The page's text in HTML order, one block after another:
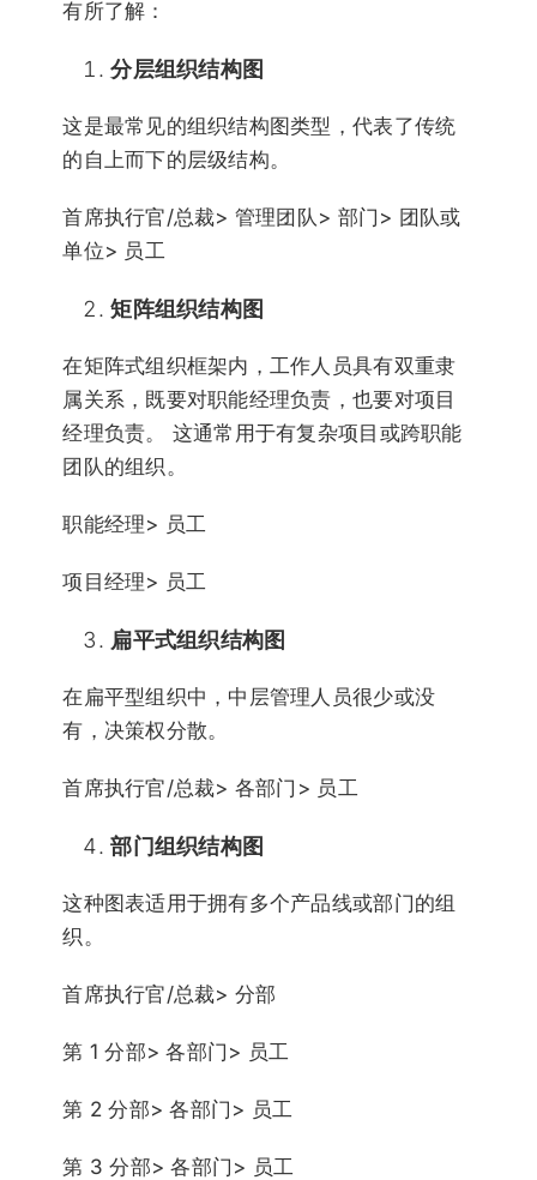
有所了解：
分层组织结构图
这是最常见的组织结构图类型，代表了传统
的自上而下的层级结构。
首席执行官/总裁> 管理团队> 部门> 团队或
单位> 员工
矩阵组织结构图
在矩阵式组织框架内，工作人员具有双重隶
属关系，既要对职能经理负责，也要对项目
经理负责。 这通常用于有复杂项目或跨职能
团队的组织。
职能经理> 员工
项目经理> 员工
扁平式组织结构图
在扁平型组织中，中层管理人员很少或没
有，决策权分散。
首席执行官/总裁> 各部门> 员工
部门组织结构图
这种图表适用于拥有多个产品线或部门的组
织。
首席执行官/总裁> 分部
第 1 分部> 各部门> 员工
第 2 分部> 各部门> 员工
第 3 分部> 各部门> 员工